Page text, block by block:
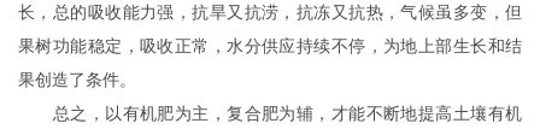
长，总的吸收能力强，抗旱又抗涝，抗冻又抗热，气候虽多变，但
果树功能稳定，吸收正常，水分供应持续不停，为地上部生长和结
果创造了条件。
总之，以有机肥为主，复合肥为辅，才能不断地提高土壤有机